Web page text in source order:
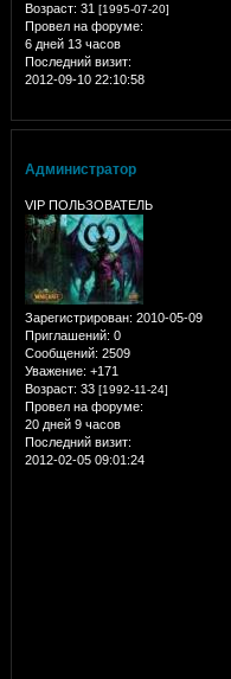
Возраст: 31 [1995-07-20]
Провел на форуме:
6 дней 13 часов
Последний визит:
2012-09-10 22:10:58
Администратор
VIP ПОЛЬЗОВАТЕЛЬ
Зарегистрирован: 2010-05-09
Приглашений: 0
Сообщений: 2509
Уважение: +171
Возраст: 33 [1992-11-24]
Провел на форуме:
20 дней 9 часов
Последний визит:
2012-02-05 09:01:24